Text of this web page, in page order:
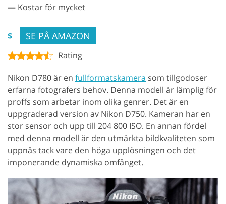
— Kostar för mycket
$ SE PÅ AMAZON
Rating
Nikon D780 är en fullformatskamera som tillgodoser
erfarna fotografers behov. Denna modell är lämplig för
proffs som arbetar inom olika genrer. Det är en
uppgraderad version av Nikon D750. Kameran har en
stor sensor och upp till 204 800 ISO. En annan fördel
med denna modell är den utmärkta bildkvaliteten som
uppnås tack vare den höga upplösningen och det
imponerande dynamiska omfånget.